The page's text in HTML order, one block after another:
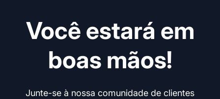
Você estará em
boas mãos!
Junte-se à nossa comunidade de clientes